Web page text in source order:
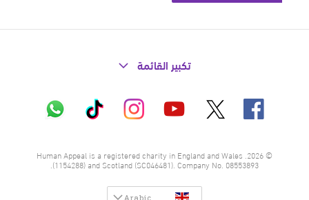
تكبير القائمة
فيسبوك يوتيوب إنستاغرام تيك
توك
واتساب
© 2026. Human Appeal is a registered charity in England and Wales
(1154288) and Scotland (SC046481). Company No. 08553893.
Arabic